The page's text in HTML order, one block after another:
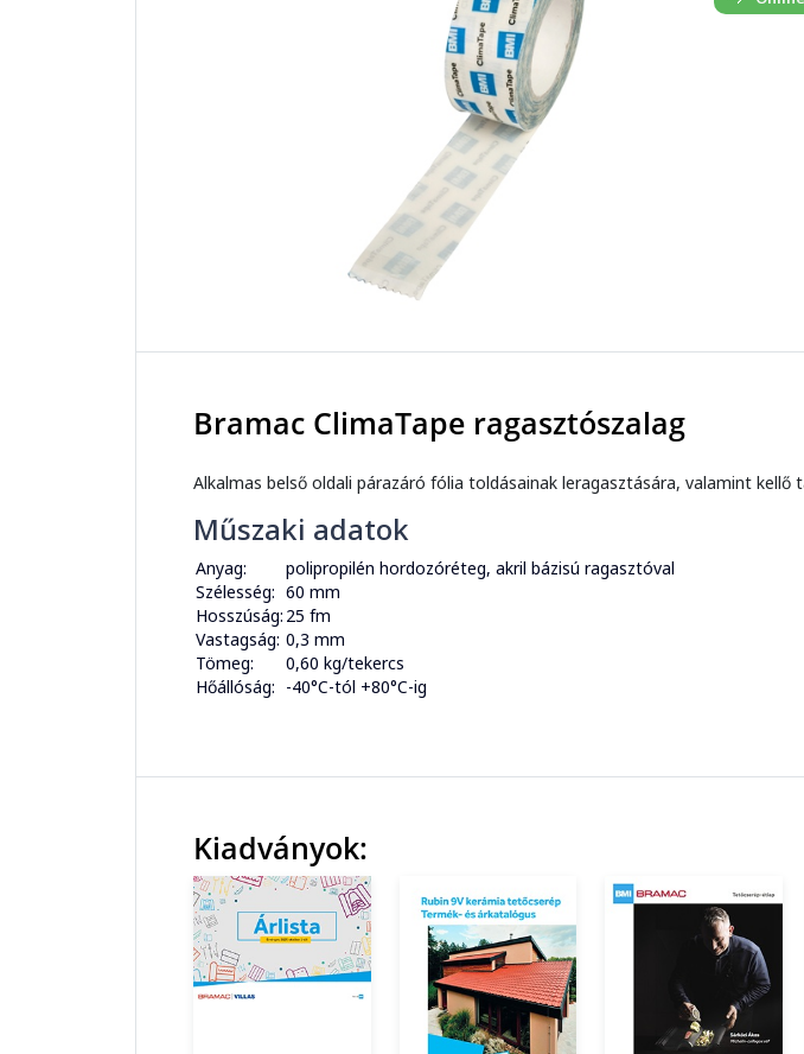
Bramac ClimaTape ragasztószalag
Alkalmas belső oldali párazáró fólia toldásainak leragasztására, valamint
Műszaki adatok
Anyag:
polipropilén hordozóréteg, akril bázisú ragasztóval
Szélesség: 60 mm
Hosszúság: 25 fm
Vastagság: 0,3 mm
Tömeg:
0,60 kg/tekercs
Hőállóság: -40°C-tól +80°C-ig
Kiadványok: